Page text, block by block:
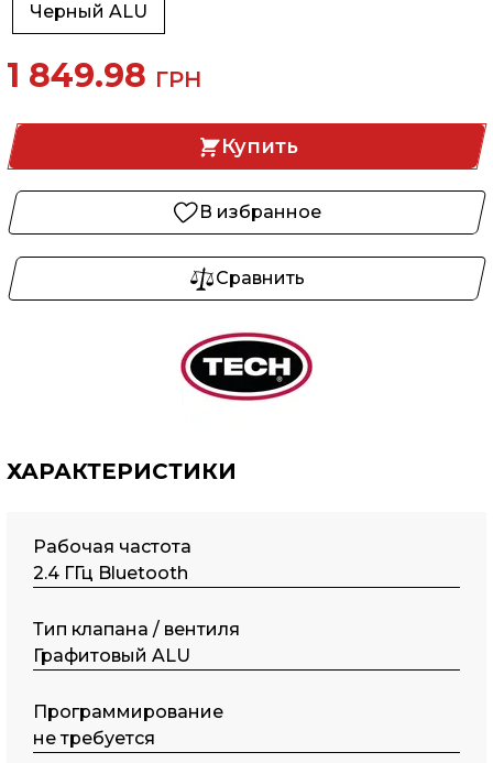
Черный ALU
1 849.98 ГРН
Купить
В избранное
Сравнить
ХАРАКТЕРИСТИКИ
Рабочая частота
2.4 ГГц Bluetooth
Тип клапана / вентиля
Графитовый ALU
Программирование
не требуется